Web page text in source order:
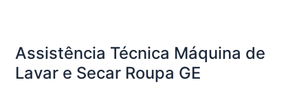
Assistência Técnica Máquina de
Lavar e Secar Roupa GE